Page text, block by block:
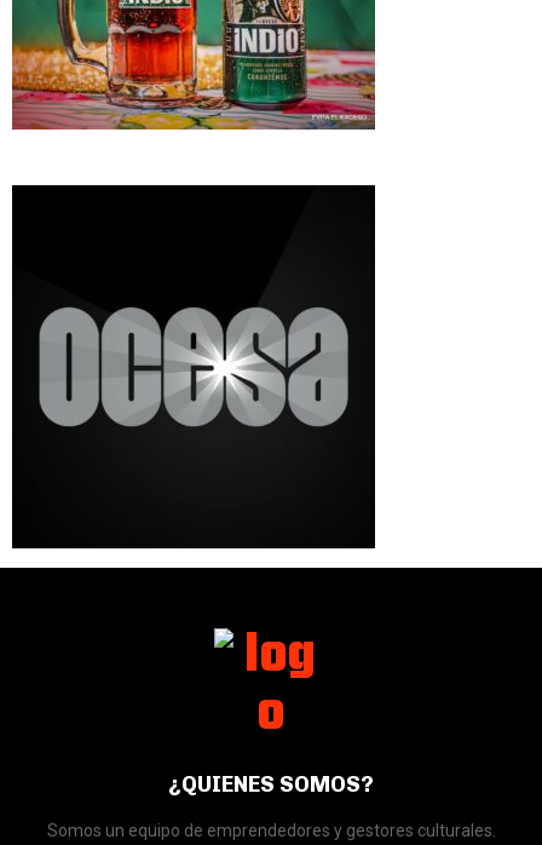
¿QUIENES SOMOS?
Somos un equipo de emprendedores y gestores culturales.